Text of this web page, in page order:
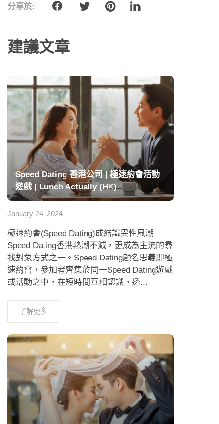
分享於:
建議文章
Speed Dating 香港公司 | 極速約會活動
遊戲 | Lunch Actually (HK)
January 24, 2024
極速約會(Speed Dating)成結識異性風潮
Speed Dating香港熱潮不減，更成為主流的尋
找對象方式之一。Speed Dating顧名思義即極
速約會，參加者齊集於同一Speed Dating遊戲
或活動之中，在短時間互相認識，透...
了解更多